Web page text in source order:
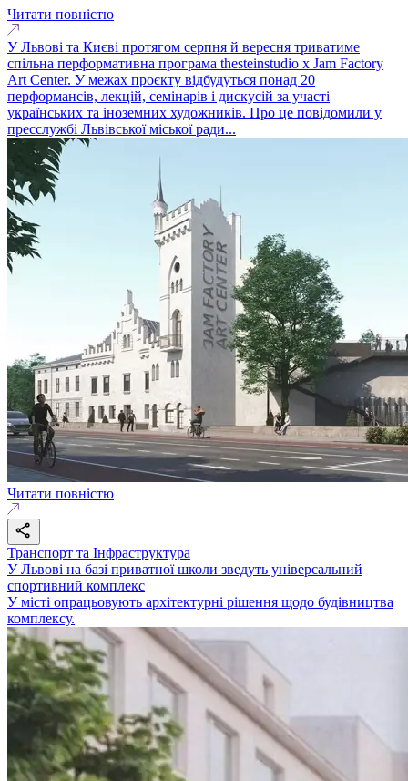
Читати повністю
У Львові та Києві протягом серпня й вересня триватиме
спільна перформативна програма thesteinstudio x Jam Factory
Art Center. У межах проєкту відбудуться понад 20
перформансів, лекцій, семінарів і дискусій за участі
українських та іноземних художників. Про це повідомили у
пресслужбі Львівської міської ради...
Читати повністю
Транспорт та Інфраструктура
У Львові на базі приватної школи зведуть універсальний
спортивний комплекс
У місті опрацьовують архітектурні рішення щодо будівництва
комплексу.